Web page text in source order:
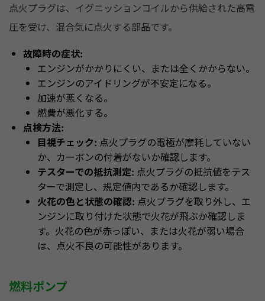
点火プラグは、イグニッションコイルから供給された高電
圧を受け、混合気に点火する部品です。
故障時の症状:
エンジンがかかりにくい、または全くかからない。
エンジンのアイドリングが不安定になる。
加速が悪くなる。
燃費が悪化する。
点検方法:
目視チェック: 点火プラグの電極が摩耗していない
か、カーボンの付着がないか確認します。
テスターでの抵抗測定: 点火プラグの抵抗値をテス
ターで測定し、規定値内であるか確認します。
火花の色と状態の確認: 点火プラグを取り外し、エ
ンジンに取り付けた状態で火花が飛ぶか確認しま
す。火花の色が赤っぽい、または火花が弱い場合
は、点火不良の可能性があります。
燃料ポンプ